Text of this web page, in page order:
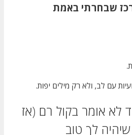
שבחרתי באמת
עם לב, ולא רק מילים יפות.
אומר בקול רם (אז
לך טוב